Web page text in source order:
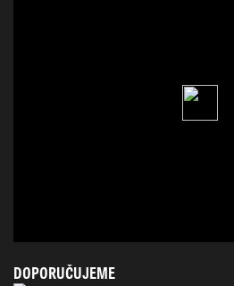
DOPORUČUJEME